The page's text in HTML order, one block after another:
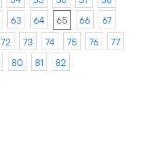
63 64 65 66
67
72 73 74 75 76
77
80 81 82